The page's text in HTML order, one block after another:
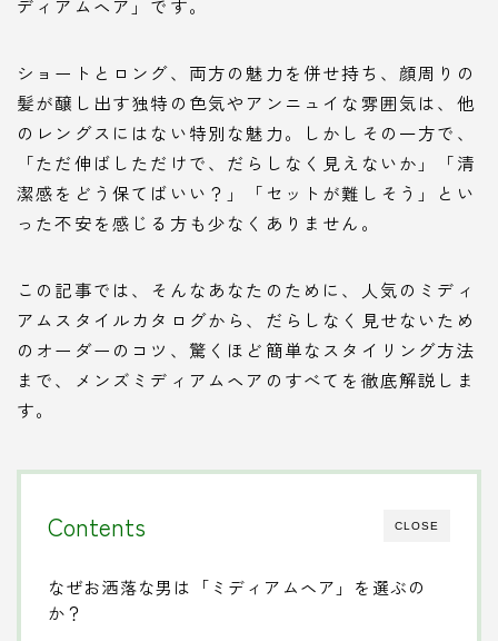
ディアムヘア」です。
ショートとロング、両方の魅力を併せ持ち、顔周りの
髪が醸し出す独特の色気やアンニュイな雰囲気は、他
のレングスにはない特別な魅力。しかしその一方で、
「ただ伸ばしただけで、だらしなく見えないか」「清
潔感をどう保てばいい？」「セットが難しそう」とい
った不安を感じる方も少なくありません。
この記事では、そんなあなたのために、人気のミディ
アムスタイルカタログから、だらしなく見せないため
のオーダーのコツ、驚くほど簡単なスタイリング方法
まで、メンズミディアムヘアのすべてを徹底解説しま
す。
CLOSE
Contents
なぜお洒落な男は「ミディアムヘア」を選ぶの
か？